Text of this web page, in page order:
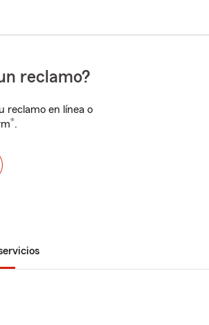
reclamo?
reclamo en línea o
®.